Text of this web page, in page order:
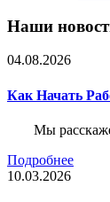
Наши
04.08.2026
Как Начать
Мы
Подробнее
10.03.2026